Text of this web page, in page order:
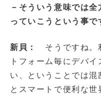
－そういう意味では
っていこうという事で
新貝： そうですね。
トフォーム毎にデバ
い、ということでは
とスマートで便利な